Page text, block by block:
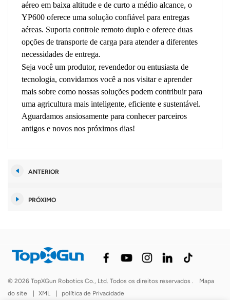
aéreo em baixa altitude e de curto a médio alcance, o
YP600 oferece uma solução confiável para entregas
aéreas. Suporta controle remoto duplo e oferece duas
opções de transporte de carga para atender a diferentes
necessidades de entrega.
Seja você um produtor, revendedor ou entusiasta de
tecnologia, convidamos você a nos visitar e aprender
mais sobre como nossas soluções podem contribuir para
uma agricultura mais inteligente, eficiente e sustentável.
Aguardamos ansiosamente para conhecer parceiros
antigos e novos nos próximos dias!
ANTERIOR
PRÓXIMO
© 2026 TopXGun Robotics Co., Ltd. Todos os direitos reservados .
Mapa
do site
XML política de Privacidade